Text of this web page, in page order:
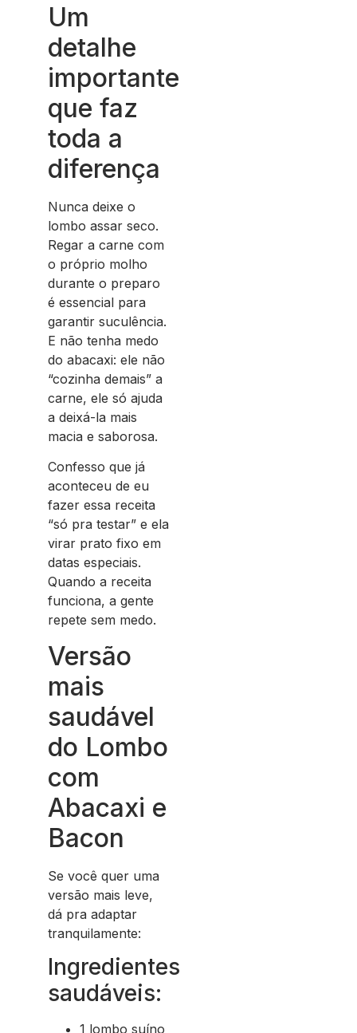
Um
detalhe
importante
que faz
toda a
diferença
Nunca deixe o
lombo assar seco.
Regar a carne com
o próprio molho
durante o preparo
é essencial para
garantir suculência.
E não tenha medo
do abacaxi: ele não
“cozinha demais” a
carne, ele só ajuda
a deixá-la mais
macia e saborosa.
Confesso que já
aconteceu de eu
fazer essa receita
“só pra testar” e ela
virar prato fixo em
datas especiais.
Quando a receita
funciona, a gente
repete sem medo.
Versão
mais
saudável
do Lombo
com
Abacaxi e
Bacon
Se você quer uma
versão mais leve,
dá pra adaptar
tranquilamente:
Ingredientes
saudáveis:
1 lombo suíno